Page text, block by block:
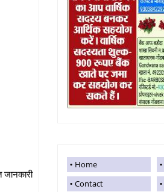
जानकारी
Home
Contact